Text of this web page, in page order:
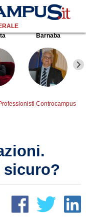
Barnaba
Professionisti Controcampus
sicuro?